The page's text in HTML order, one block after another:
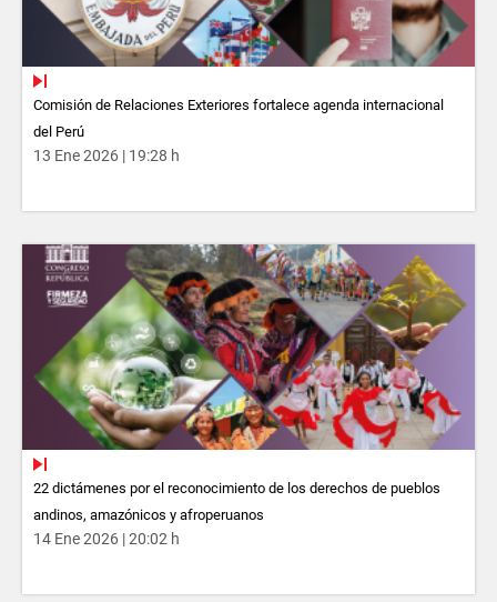
Comisión de Relaciones Exteriores fortalece agenda internacional
del Perú
13 Ene 2026 | 19:28 h
22 dictámenes por el reconocimiento de los derechos de pueblos
andinos, amazónicos y afroperuanos
14 Ene 2026 | 20:02 h